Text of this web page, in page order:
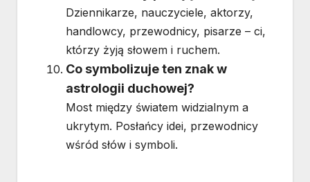
Dziennikarze, nauczyciele, aktorzy,
handlowcy, przewodnicy, pisarze – ci,
którzy żyją słowem i ruchem.
Co symbolizuje ten znak w
astrologii duchowej?
Most między światem widzialnym a
ukrytym. Posłańcy idei, przewodnicy
wśród słów i symboli.